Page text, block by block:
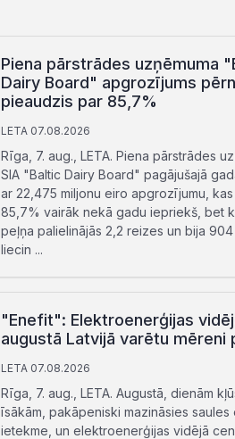
Piena pārstrādes uzņēmuma
Dairy Board" apgrozījums pērn
pieaudzis par 85,7%
LETA 07.08.2026
Rīga, 7. aug., LETA. Piena pārstrādes
SIA "Baltic Dairy Board" pagājušajā
ar 22,475 miljonu eiro apgrozījumu,
85,7% vairāk nekā gadu iepriekš, bet
peļņa palielinājās 2,2 reizes un bija
liecin ...
"Enefit": Elektroenerģijas
augustā Latvijā varētu mēreni
LETA 07.08.2026
Rīga, 7. aug., LETA. Augustā, dienām
īsākām, pakāpeniski mazināsies saules
ietekme, un elektroenerģijas vidējā